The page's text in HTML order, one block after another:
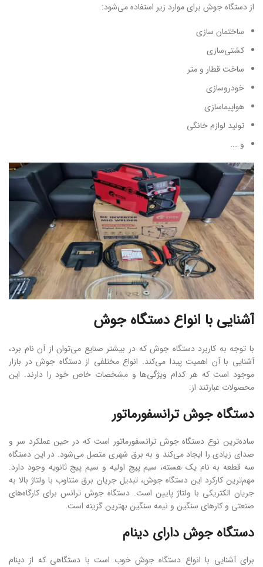
از دستگاه جوش برای موارد زیر استفاده می‌شود:
ساختمان سازی
کشتی‌سازی
ساخت قطار و متر
خودروسازی
هواپیماسازی
تولید لوازم خانگی
و ….
آشنایی با انواع دستگاه جوش
با توجه به کاربرد دستگاه جوش که در بیشتر صنایع می‌توان از آن نام برد،
آشنایی با آن اهمیت پیدا می‌کند. انواع مختلفی از دستگاه جوش در بازار
موجود است که هر کدام ویژگی‌ها و مشخصات خاص خود را دارند. این
محصولات عبارتند از:
دستگاه جوش ترانسفورماتور
ساده‌ترین نوع دستگاه جوش ترانسفورماتور است که در حین عملکرد سر و
صدای زیادی را ایجاد می‌کند و به برق شهری متصل می‌شود. در این دستگاه
سه قطعه به نام یک هسته، سیم پیچ اولیه و سیم پیچ ثانویه وجود دارد.
مهم‌ترین کارکرد این دستگاه جوش، تبدیل جریان برق متناوب با ولتاژ بالا به
جریان الکتریکی با ولتاژ پایین است. دستگاه جوش ترانس برای کارگاه‌های
صنعتی و کارهای سنگین و نیمه سنگین بهترین گزینه است.
دستگاه جوش دارای دینام
برای آشنایی با انواع دستگاه جوش خوب است با دستگاهی که از دینام